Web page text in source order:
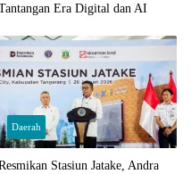
Era Digital dan AI
Daerah
Stasiun Jatake, Andra